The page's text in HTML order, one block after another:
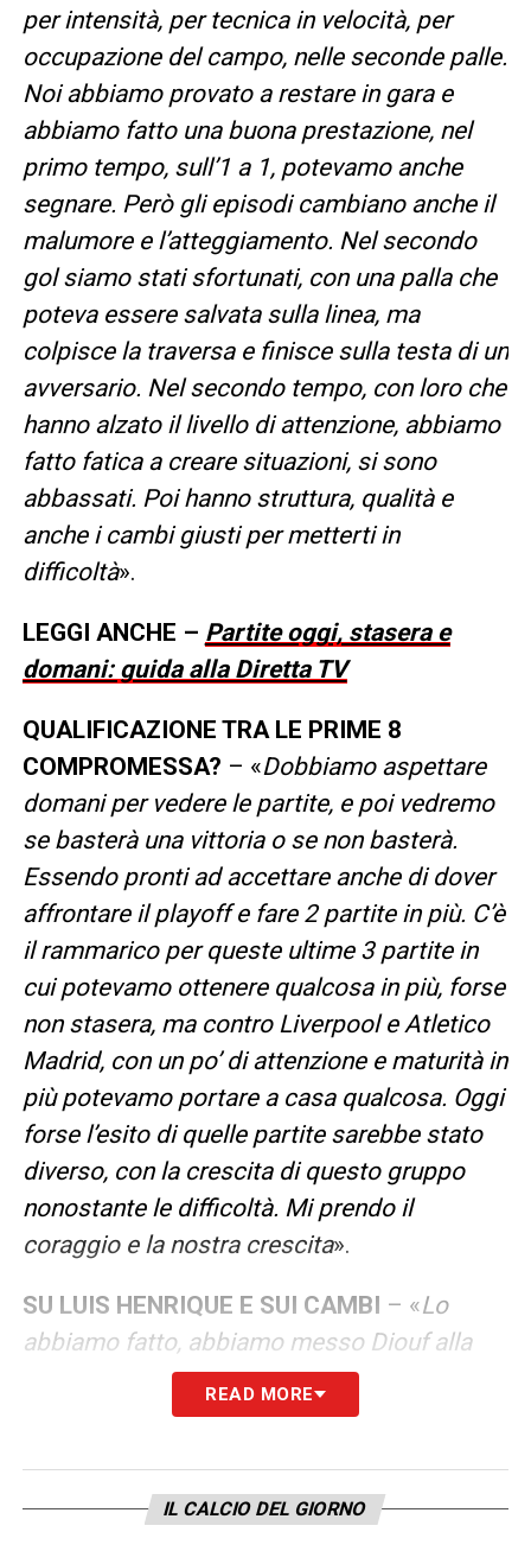
per intensità, per tecnica in velocità, per
occupazione del campo, nelle seconde palle.
Noi abbiamo provato a restare in gara e
abbiamo fatto una buona prestazione, nel
primo tempo, sull’1 a 1, potevamo anche
segnare. Però gli episodi cambiano anche il
malumore e l’atteggiamento. Nel secondo
gol siamo stati sfortunati, con una palla che
poteva essere salvata sulla linea, ma
colpisce la traversa e finisce sulla testa di un
avversario. Nel secondo tempo, con loro che
hanno alzato il livello di attenzione, abbiamo
fatto fatica a creare situazioni, si sono
abbassati. Poi hanno struttura, qualità e
anche i cambi giusti per metterti in
difficoltà».
LEGGI ANCHE – Partite oggi, stasera e
domani: guida alla Diretta TV
QUALIFICAZIONE TRA LE PRIME 8
COMPROMESSA? – «Dobbiamo aspettare
domani per vedere le partite, e poi vedremo
se basterà una vittoria o se non basterà.
Essendo pronti ad accettare anche di dover
affrontare il playoff e fare 2 partite in più. C’è
il rammarico per queste ultime 3 partite in
cui potevamo ottenere qualcosa in più, forse
non stasera, ma contro Liverpool e Atletico
Madrid, con un po’ di attenzione e maturità in
più potevamo portare a casa qualcosa. Oggi
forse l’esito di quelle partite sarebbe stato
diverso, con la crescita di questo gruppo
nonostante le difficoltà. Mi prendo il
coraggio e la nostra crescita».
SU LUIS HENRIQUE E SUI CAMBI – «Lo
abbiamo fatto, abbiamo messo Diouf alla
fine, non so se era tardi. Avevo pensato
anche a metterci 4-3-3, però mi mancava la
hanno messo Gabriel dentro quando hanno
visto che si faceva più fatica con Pio. Ce la
READ MORE
IL CALCIO DEL GIORNO